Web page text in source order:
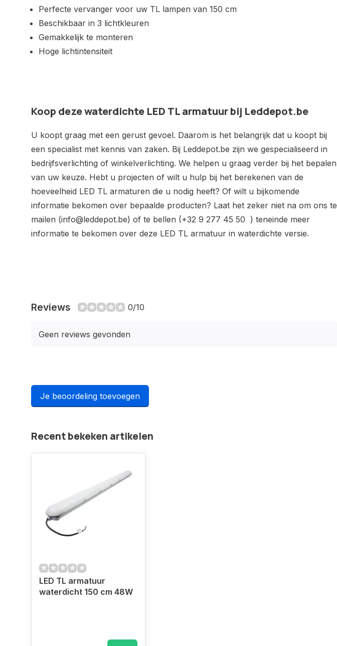
Perfecte vervanger voor uw TL lampen van 150 cm
Beschikbaar in 3 lichtkleuren
Gemakkelijk te monteren
Hoge lichtintensiteit
Koop deze waterdichte LED TL armatuur bij Leddepot.be
U koopt graag met een gerust gevoel. Daarom is het belangrijk dat u koopt bij
een specialist met kennis van zaken. Bij Leddepot.be zijn we gespecialiseerd in
bedrijfsverlichting of winkelverlichting. We helpen u graag verder bij het bepalen
van uw keuze. Hebt u projecten of wilt u hulp bij het berekenen van de
hoeveelheid LED TL armaturen die u nodig heeft? Of wilt u bijkomende
informatie bekomen over bepaalde producten? Laat het zeker niet na om ons te
mailen (info@leddepot.be) of te bellen (+32 9 277 45 50 ) teneinde meer
informatie te bekomen over deze LED TL armatuur in waterdichte versie.
Reviews 0/10
Geen reviews gevonden
Je beoordeling toevoegen
Recent bekeken artikelen
LED TL armatuur
waterdicht 150 cm 48W